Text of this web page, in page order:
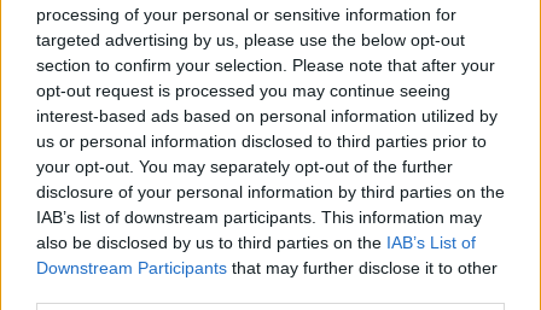
processing of your personal or sensitive information for
targeted advertising by us, please use the below opt-out
section to confirm your selection. Please note that after your
opt-out request is processed you may continue seeing
interest-based ads based on personal information utilized by
us or personal information disclosed to third parties prior to
your opt-out. You may separately opt-out of the further
disclosure of your personal information by third parties on the
IAB’s list of downstream participants. This information may
also be disclosed by us to third parties on the IAB’s List of
Downstream Participants that may further disclose it to other
Június 21-én új, teljesen automatizált, távolról irányítható alállomást
az E.ON Hungária Csoport. A 1,5 milliárd forint értékű